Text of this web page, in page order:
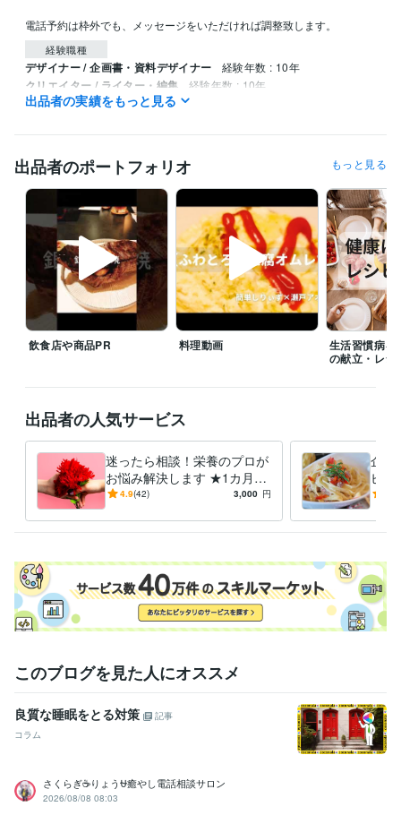
電話予約は枠外でも、メッセージをいただければ調整致します。
経験職種
デザイナー / 企画書・資料デザイナー 経験年数 : 10年
クリエイター / ライター・編集 経験年数 : 10年
クリエイター / 作家 経験年数 : 10年
ライフスタイル・その他 / カウンセラー・コーチ 経験年数 : 10年
職歴
病院 2016年3月 ~ 現在
タウンドクター株式会社 2022年10月 ~ 現在
個人事業 2022年3月 ~ 現在
受賞歴
管理栄養士の時間の使い方: ストレスを減らして健康に 心身のバラン
スを整える 90%ストレス軽減法 会社員が実践できる 副業×投資×節約
の黄金律 毎日が楽になる！ 管理栄養士のやさしい健康レシピ エジソ
ンママ　離乳食づくりをラクにする！時短アイデアとスト…
女性自
身　小松菜×油揚げで骨活ふりかけ 女性自身　夏にぴったり！冷やし
ニューパートナー管理栄養
資格・検定
管理栄養士 取得年 : 2015年
食品衛生管理者
得意分野
住まい・美容・生活相談
出品者の実績をもっと見る
出品者のポートフォリオ もっと見る
飲食店や商品PR 料理動画
生活習慣病を
の献立・レシ
出品者の人気サービス
迷ったら相談！栄養のプロが
お悩み解決します ★1カ月間
の安心サポートを提供
4.9(42) 3,000 円
企業
ピ開
た料
このブログを見た人にオススメ
良質な睡眠をとる対策
記事
コラム
さくらぎ☕りょう⛎癒やし電話相談サロン
2026/08/08 08:03